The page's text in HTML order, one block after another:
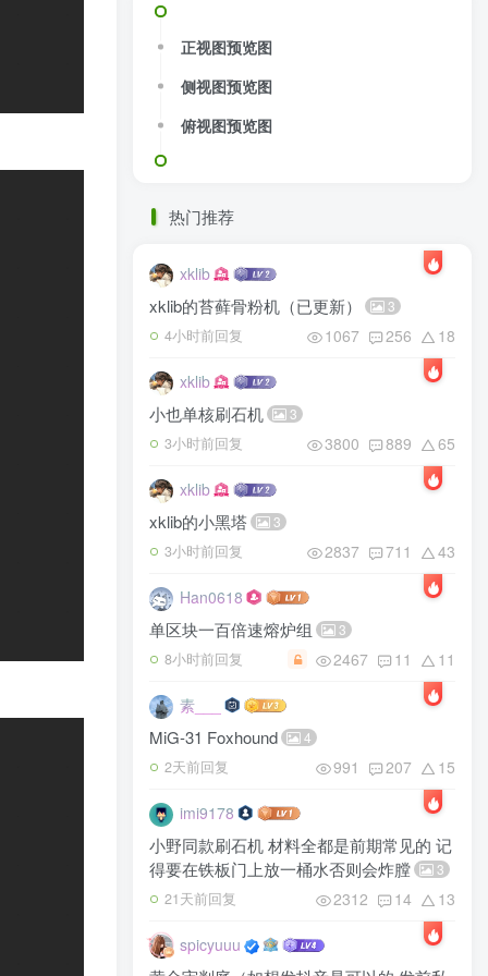
正视图预览图
侧视图预览图
俯视图预览图
热门推荐
xklib
xklib的苔藓骨粉机（已更新） 3
4小时前回复 1067 256 18
xklib
小也单核刷石机 3
3小时前回复 3800 889 65
xklib
xklib的小黑塔 3
3小时前回复 2837 711 43
Han0618
单区块一百倍速熔炉组 3
8小时前回复 2467 11 11
素___
MiG-31 Foxhound 4
2天前回复 991 207 15
imi9178
小野同款刷石机 材料全都是前期常见的 记
得要在铁板门上放一桶水否则会炸膛
3
21天前回复 2312 14 13
spicyuuu